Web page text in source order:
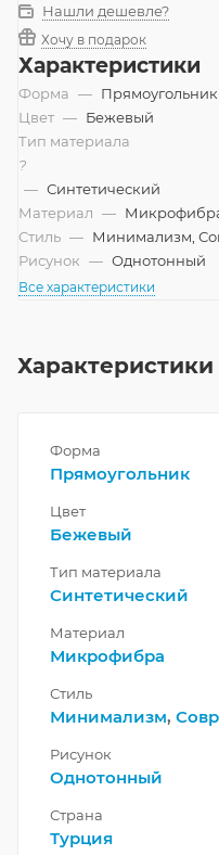
Нашли дешевле?
Хочу в подарок
Характеристики
Форма — Прямоугольник
Цвет — Бежевый
Тип материала
?
— Синтетический
Материал —
Стиль — Минимализм,
Рисунок — Однотонный
Все характеристики
Характеристики
Форма
Прямоугольник
Цвет
Бежевый
Тип материала
Синтетический
Материал
Микрофибра
Стиль
Минимализм,
Рисунок
Однотонный
Страна
Турция